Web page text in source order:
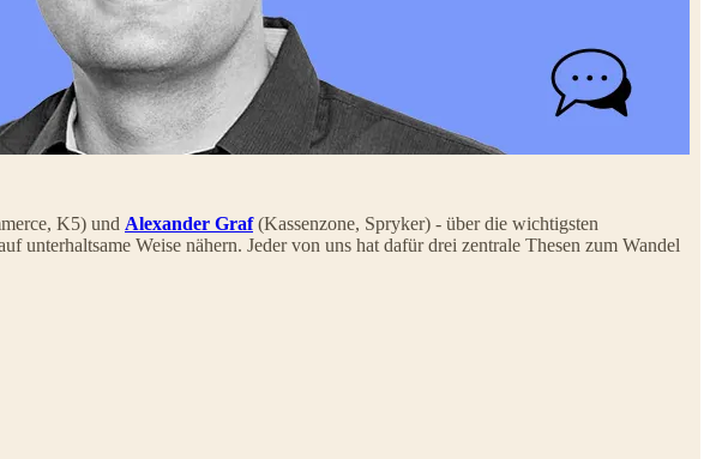
K5) und Alexander Graf(Kassenzone, Spryker) - über die wichtigsten
Weise nähern. Jeder von uns hat dafür drei zentrale Thesen zum Wandel